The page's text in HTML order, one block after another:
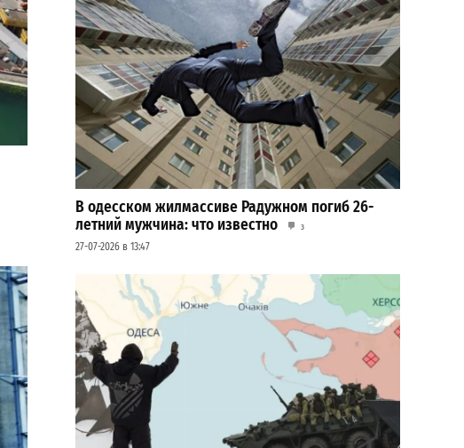
В одесском жилмассиве Радужном погиб 26-
летний мужчина: что известно
3
27-07-2026 в 13:47